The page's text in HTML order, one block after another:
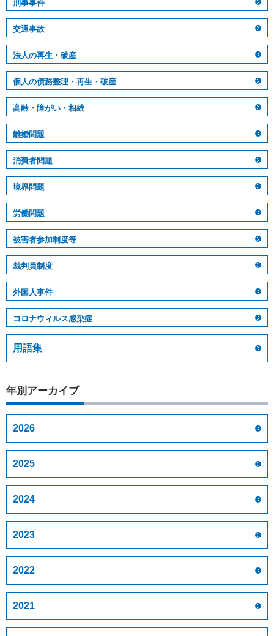
刑事事件
交通事故
法人の再生・破産
個人の債務整理・再生・破産
高齢・障がい・相続
離婚問題
消費者問題
境界問題
労働問題
被害者参加制度等
裁判員制度
外国人事件
コロナウィルス感染症
用語集
年別アーカイブ
2026
2025
2024
2023
2022
2021